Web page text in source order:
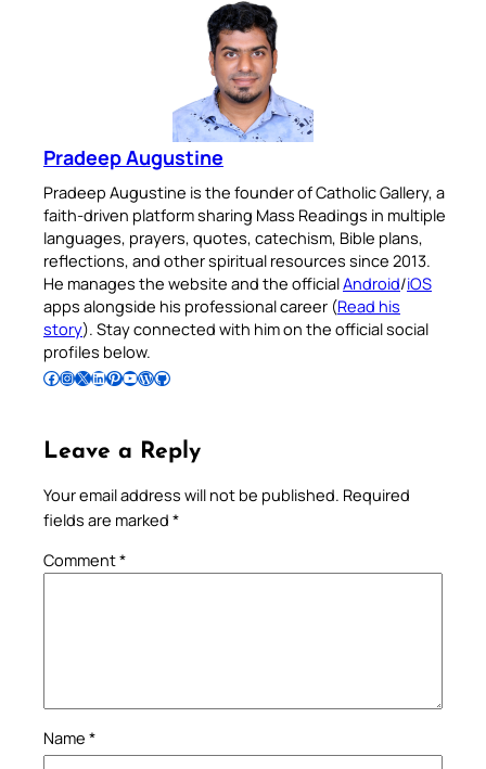
Pradeep Augustine
Pradeep Augustine is the founder of Catholic Gallery, a
faith-driven platform sharing Mass Readings in multiple
languages, prayers, quotes, catechism, Bible plans,
reflections, and other spiritual resources since 2013.
He manages the website and the officialAndroid/iOS
apps alongside his professional career (Read his
story). Stay connected with him on the official social
profiles below.
Follow Pradeep on Facebook Follow Pradeep on InstagramFollow Pradeep on X Follow Pradeep on LinkedIn Follow Pradeep on Pinterest Subscribe to Pradeep’s Youtube Channel Follow Pradeep on WordPress Follow Pradeep on GitHub
Leave a Reply
Your email address will not be published. Required
fields are marked *
Comment*
Name *